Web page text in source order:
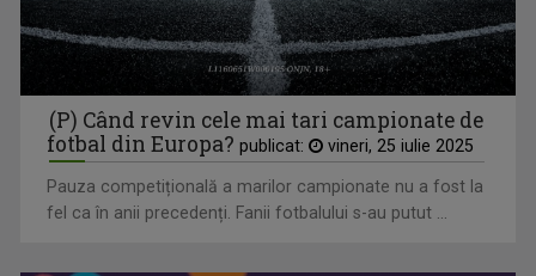
Campionatelor Europene de canotaj de la Varese
(P) Când revin cele mai tari campionate de
fotbal din Europa? publicat: vineri, 25 iulie 2025
Pauza competițională a marilor campionate nu a fost la
fel ca în anii precedenți. Fanii fotbalului s-au putut ...